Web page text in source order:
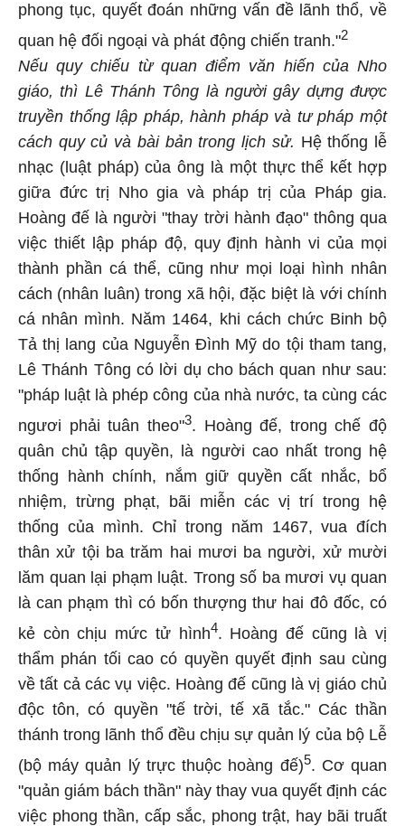
phong tục, quyết đoán những vấn đề lãnh thổ, về
quan hệ đối ngoại và phát động chiến tranh."2
Nếu quy chiếu từ quan điểm văn hiến của Nho
giáo, thì Lê Thánh Tông là người gây dựng được
truyền thống lập pháp, hành pháp và tư pháp một
cách quy củ và bài bản trong lịch sử. Hệ thống lễ
nhạc (luật pháp) của ông là một thực thể kết hợp
giữa đức trị Nho gia và pháp trị của Pháp gia.
Hoàng đế là người "thay trời hành đạo" thông qua
việc thiết lập pháp độ, quy định hành vi của mọi
thành phần cá thể, cũng như mọi loại hình nhân
cách (nhân luân) trong xã hội, đặc biệt là với chính
cá nhân mình. Năm 1464, khi cách chức Binh bộ
Tả thị lang của Nguyễn Đình Mỹ do tội tham tang,
Lê Thánh Tông có lời dụ cho bách quan như sau:
"pháp luật là phép công của nhà nước, ta cùng các
ngươi phải tuân theo"3. Hoàng đế, trong chế độ
quân chủ tập quyền, là người cao nhất trong hệ
thống hành chính, nắm giữ quyền cất nhắc, bổ
nhiệm, trừng phạt, bãi miễn các vị trí trong hệ
thống của mình. Chỉ trong năm 1467, vua đích
thân xử tội ba trăm hai mươi ba người, xử mười
lăm quan lại phạm luật. Trong số ba mươi vụ quan
là can phạm thì có bốn thượng thư hai đô đốc, có
kẻ còn chịu mức tử hình4. Hoàng đế cũng là vị
thẩm phán tối cao có quyền quyết định sau cùng
về tất cả các vụ việc. Hoàng đế cũng là vị giáo chủ
độc tôn, có quyền "tế trời, tế xã tắc." Các thần
thánh trong lãnh thổ đều chịu sự quản lý của bộ Lễ
(bộ máy quản lý trực thuộc hoàng đế)5. Cơ quan
"quản giám bách thần" này thay vua quyết định các
việc phong thần, cấp sắc, phong trật, hay bãi truất